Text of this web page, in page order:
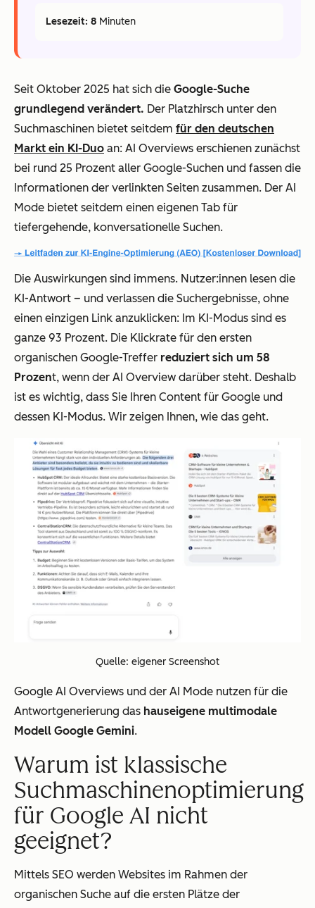
Lesezeit: 8 Minuten
Seit Oktober 2025 hat sich die Google-Suche
grundlegend verändert. Der Platzhirsch unter den
Suchmaschinen bietet seitdem für den deutschen
Markt ein KI-Duo an: AI Overviews erschienen zunächst
bei rund 25 Prozent aller Google-Suchen und fassen die
Informationen der verlinkten Seiten zusammen. Der AI
Mode bietet seitdem einen eigenen Tab für
tiefergehende, konversationelle Suchen.
Die Auswirkungen sind immens. Nutzer:innen lesen die
KI-Antwort – und verlassen die Suchergebnisse, ohne
einen einzigen Link anzuklicken: Im KI-Modus sind es
ganze 93 Prozent. Die Klickrate für den ersten
organischen Google-Treffer reduziert sich um 58
Prozent, wenn der AI Overview darüber steht. Deshalb
ist es wichtig, dass Sie Ihren Content für Google und
dessen KI-Modus. Wir zeigen Ihnen, wie das geht.
Quelle: eigener Screenshot
Google AI Overviews und der AI Mode nutzen für die
Antwortgenerierung das hauseigene multimodale
Modell Google Gemini.
Warum ist klassische
Suchmaschinenoptimierung
für Google AI nicht
geeignet?
Mittels SEO werden Websites im Rahmen der
organischen Suche auf die ersten Plätze der